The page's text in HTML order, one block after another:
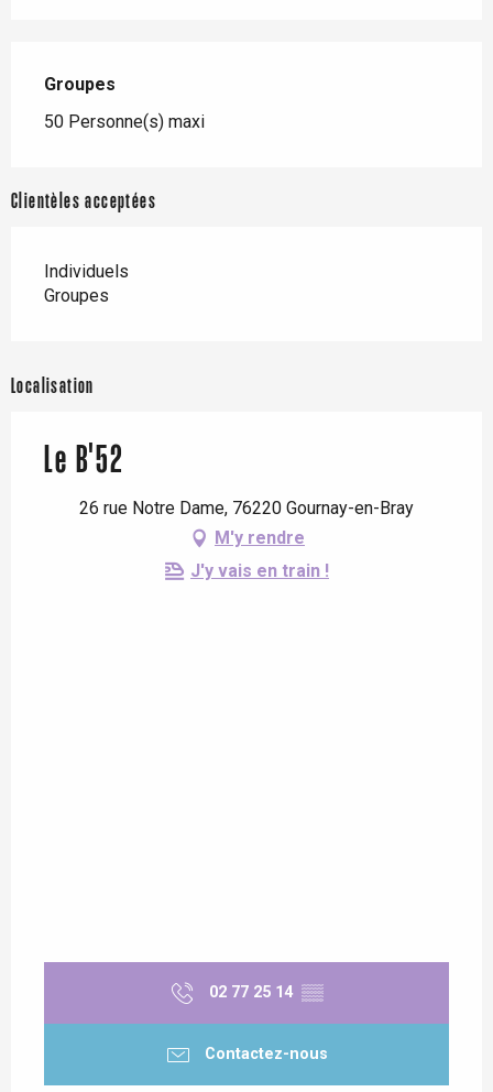
Groupes
Groupes
50 Personne(s) maxi
Clientèles acceptées
Individuels
Groupes
Localisation
Le B'52
26 rue Notre Dame, 76220 Gournay-en-Bray
M'y rendre
J'y vais en train !
02 77 25 14 ▒▒
Contactez-nous